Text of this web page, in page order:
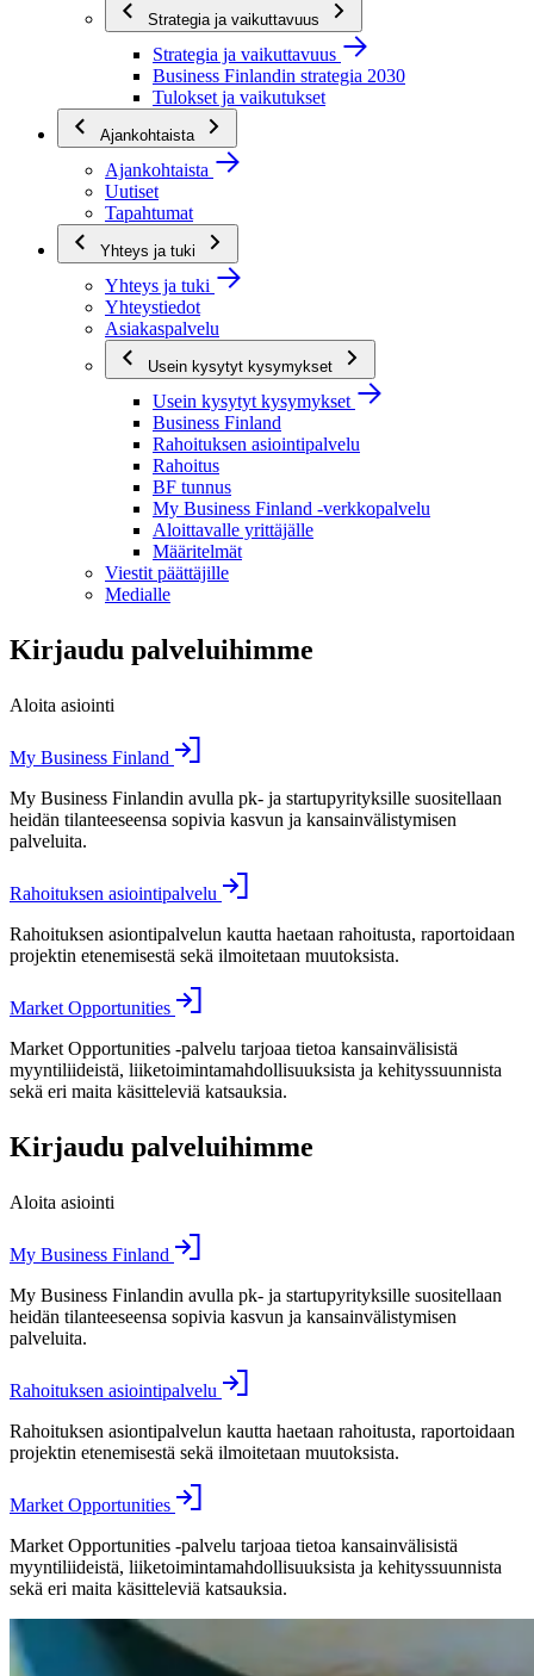
Strategia ja vaikuttavuus
Strategia ja vaikuttavuus
Business Finlandin strategia 2030
Tulokset ja vaikutukset
Ajankohtaista
Ajankohtaista
Uutiset
Tapahtumat
Yhteys ja tuki
Yhteys ja tuki
Yhteystiedot
Asiakaspalvelu
Usein kysytyt kysymykset
Usein kysytyt kysymykset
Business Finland
Rahoituksen asiointipalvelu
Rahoitus
BF tunnus
My Business Finland -verkkopalvelu
Aloittavalle yrittäjälle
Määritelmät
Viestit päättäjille
Medialle
Kirjaudu palveluihimme
Aloita asiointi
My Business Finland
My Business Finlandin avulla pk- ja startupyrityksille suositellaan
heidän tilanteeseensa sopivia kasvun ja kansainvälistymisen
palveluita.
Rahoituksen asiointipalvelu
Rahoituksen asiontipalvelun kautta haetaan rahoitusta, raportoidaan
projektin etenemisestä sekä ilmoitetaan muutoksista.
Market Opportunities
Market Opportunities -palvelu tarjoaa tietoa kansainvälisistä
myyntiliideistä, liiketoimintamahdollisuuksista ja kehityssuunnista
sekä eri maita käsitteleviä katsauksia.
Kirjaudu palveluihimme
Aloita asiointi
My Business Finland
My Business Finlandin avulla pk- ja startupyrityksille suositellaan
heidän tilanteeseensa sopivia kasvun ja kansainvälistymisen
palveluita.
Rahoituksen asiointipalvelu
Rahoituksen asiontipalvelun kautta haetaan rahoitusta, raportoidaan
projektin etenemisestä sekä ilmoitetaan muutoksista.
Market Opportunities
Market Opportunities -palvelu tarjoaa tietoa kansainvälisistä
myyntiliideistä, liiketoimintamahdollisuuksista ja kehityssuunnista
sekä eri maita käsitteleviä katsauksia.